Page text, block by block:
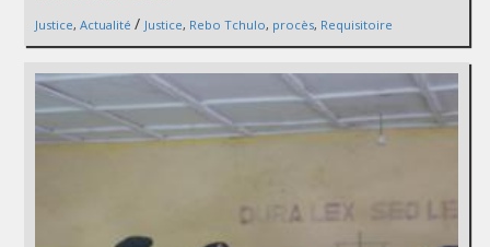
Justice, Actualité / Justice, Rebo Tchulo, procès, Requisitoire